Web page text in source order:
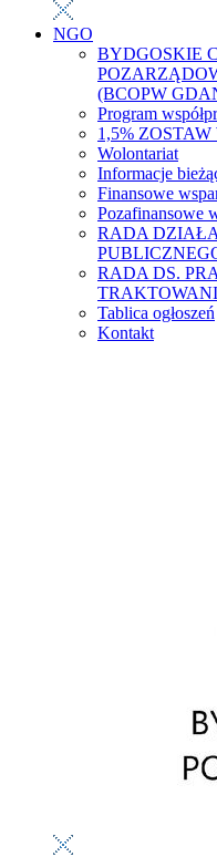
NGO
BYDGOSKIE
(BCOPW
Program
1,5%
Wolontariat
Informacje
Finansowe
Pozafinansowe
RADA
RADA DS.
Tablica ogłoszeń
Kontakt